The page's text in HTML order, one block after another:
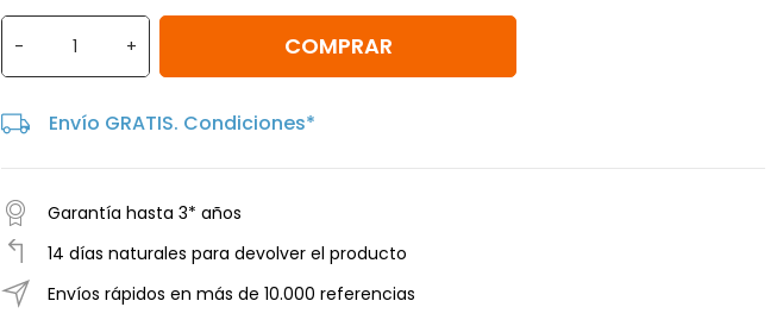
- + COMPRAR
Envío GRATIS. Condiciones*
Garantía hasta 3* años
14 días naturales para devolver el producto
Envíos rápidos en más de 10.000 referencias